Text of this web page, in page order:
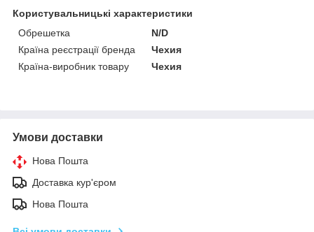
Користувальницькі характеристики
Обрешетка
N/D
Країна реєстрації бренда
Чехия
Країна-виробник товару
Чехия
Умови доставки
Нова Пошта
Доставка кур'єром
Нова Пошта